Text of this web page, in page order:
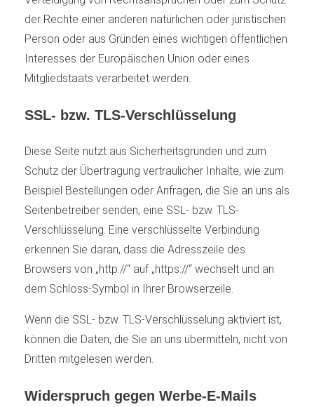
der Rechte einer anderen natürlichen oder juristischen
Person oder aus Gründen eines wichtigen öffentlichen
Interesses der Europäischen Union oder eines
Mitgliedstaats verarbeitet werden.
SSL- bzw. TLS-Verschlüsselung
Diese Seite nutzt aus Sicherheitsgründen und zum
Schutz der Übertragung vertraulicher Inhalte, wie zum
Beispiel Bestellungen oder Anfragen, die Sie an uns als
Seitenbetreiber senden, eine SSL- bzw. TLS-
Verschlüsselung. Eine verschlüsselte Verbindung
erkennen Sie daran, dass die Adresszeile des
Browsers von „http://“ auf „https://“ wechselt und an
dem Schloss-Symbol in Ihrer Browserzeile.
Wenn die SSL- bzw. TLS-Verschlüsselung aktiviert ist,
können die Daten, die Sie an uns übermitteln, nicht von
Dritten mitgelesen werden.
Widerspruch gegen Werbe-E-Mails